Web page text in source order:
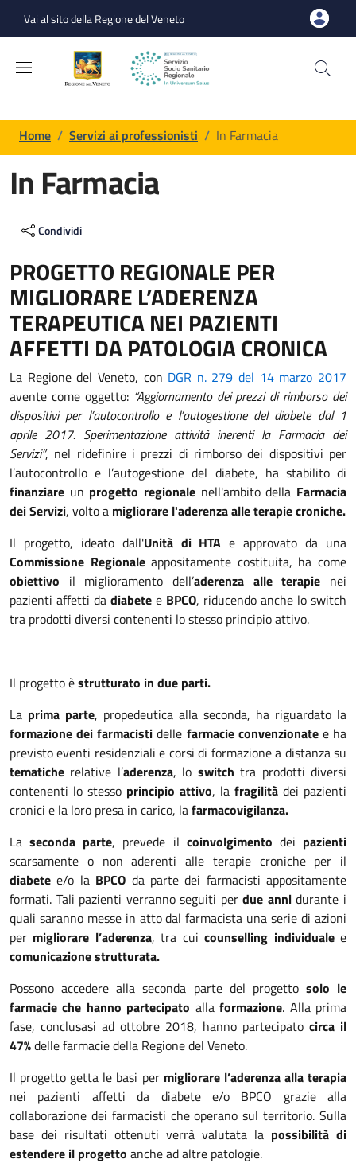
Vai al sito della Regione del Veneto
Briciole di pane
Home / Servizi ai professionisti / In Farmacia
In Farmacia
Contenuto di pagina generica
Condividi
PROGETTO REGIONALE PER
MIGLIORARE L’ADERENZA
TERAPEUTICA NEI PAZIENTI
AFFETTI DA PATOLOGIA CRONICA
La Regione del Veneto, con DGR n. 279 del 14 marzo 2017
avente come oggetto: “Aggiornamento dei prezzi di rimborso dei
dispositivi per l’autocontrollo e l’autogestione del diabete dal 1
aprile 2017. Sperimentazione attività inerenti la Farmacia dei
Servizi”, nel ridefinire i prezzi di rimborso dei dispositivi per
l’autocontrollo e l’autogestione del diabete, ha stabilito di
finanziare un progetto regionale nell'ambito della Farmacia
dei Servizi, volto a migliorare l'aderenza alle terapie croniche.
Il progetto, ideato dall'Unità di HTA e approvato da una
Commissione Regionaleappositamente costituita, ha come
obiettivo il miglioramento dell’aderenza alle terapie nei
pazienti affetti da diabete e BPCO, riducendo anche lo switch
tra prodotti diversi contenenti lo stesso principio attivo.
Il progetto èstrutturato in due parti.
La prima parte, propedeutica alla seconda, ha riguardato la
formazione dei farmacisti delle farmacie convenzionatee ha
previsto eventi residenziali e corsi di formazione a distanza su
tematiche relative l’aderenza, lo switch tra prodotti diversi
contenenti lo stesso principio attivo, la fragilità dei pazienti
cronici e la loro presa in carico, lafarmacovigilanza.
Laseconda parte, prevede il coinvolgimento dei pazienti
scarsamente o non aderenti alle terapie croniche per il
diabete e/o la BPCO da parte dei farmacisti appositamente
formati. Tali pazienti verranno seguiti perdue annidurante i
quali saranno messe in atto dal farmacista una serie di azioni
per migliorare l’aderenza, tra cuicounselling individualee
comunicazione strutturata.
Possono accedere alla seconda parte del progetto solo le
farmacie che hanno partecipato allaformazione. Alla prima
fase, conclusasi ad ottobre 2018, hanno partecipato circa il
47%delle farmacie della Regione del Veneto.
Il progetto getta le basi per migliorare l’aderenza alla terapia
nei pazienti affetti da diabete e/o BPCO grazie alla
collaborazione dei farmacisti che operano sul territorio. Sulla
base dei risultati ottenuti verrà valutata la possibilità di
estendere il progetto anche ad altre patologie.